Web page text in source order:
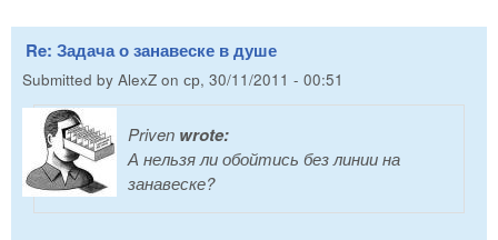
Re: Задача о занавеске в душе
Submitted by AlexZ on ср, 30/11/2011 - 00:51
Priven wrote:
А нельзя ли обойтись без линии на
занавеске?